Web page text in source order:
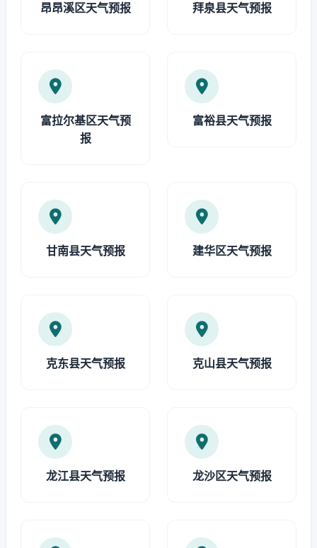
昂昂溪区天气预报 拜泉县天气预报
富拉尔基区天气预
报
富裕县天气预报
甘南县天气预报 建华区天气预报
克东县天气预报 克山县天气预报
龙江县天气预报 龙沙区天气预报